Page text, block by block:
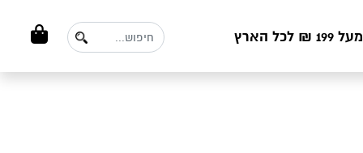
הארץ